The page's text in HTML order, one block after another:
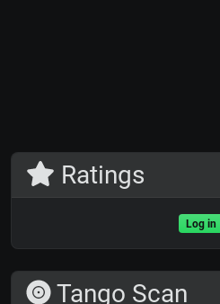
Ratings
Log in
Tango Scan